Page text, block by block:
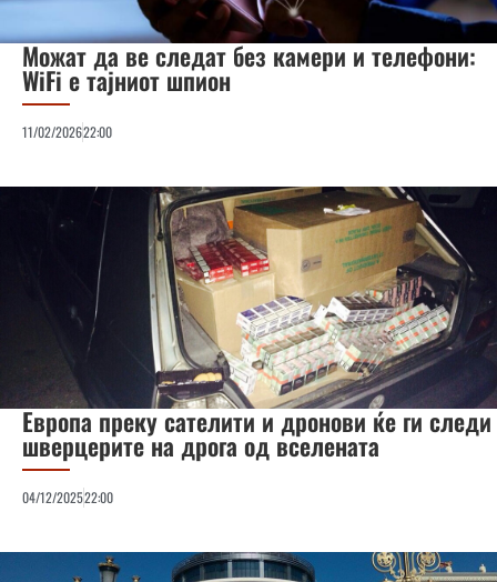
Можат да ве следат без камери и телефони:
WiFi е тајниот шпион
11/02/202622:00
Европа преку сателити и дронови ќе ги следи
шверцерите на дрога од вселената
04/12/202522:00